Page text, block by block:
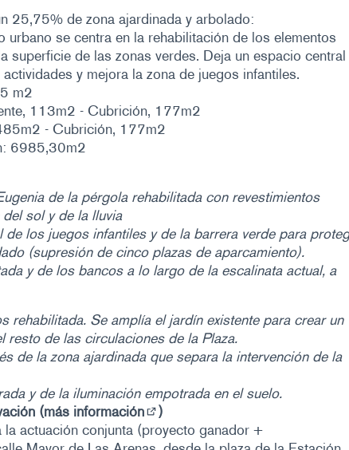
25,75% de zona ajardinada y arbolado:
urbano se centra en la rehabilitación de los elementos
superficie de las zonas verdes. Deja un espacio central
y mejora la zona de juegos infantiles.
m2
113m2 - Cubrición, 177m2
- Cubrición, 177m2
6985,30m2
de la pérgola rehabilitada con revestimientos
sol y de la lluvia
de los juegos infantiles y de la barrera verde para
(supresión de cinco plazas de aparcamiento).
y de los bancos a lo largo de la escalinata actual, a
rehabilitada. Se amplía el jardín existente para crear un
de las circulaciones de la Plaza.
de la zona ajardinada que separa la intervención de la
y de la iluminación empotrada en el suelo.
(más información
(Enlace externo)
)
actuación conjunta (proyecto ganador +